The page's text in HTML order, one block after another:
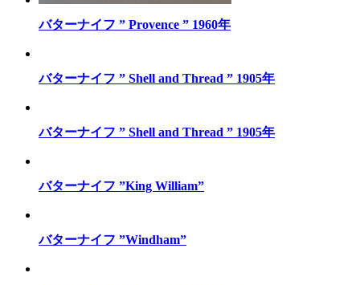
バターナイフ ” Provence ” 1960年
バターナイフ ” Shell and Thread ” 1905年
バターナイフ ” Shell and Thread ” 1905年
バターナイフ ”King William”
バターナイフ ”Windham”